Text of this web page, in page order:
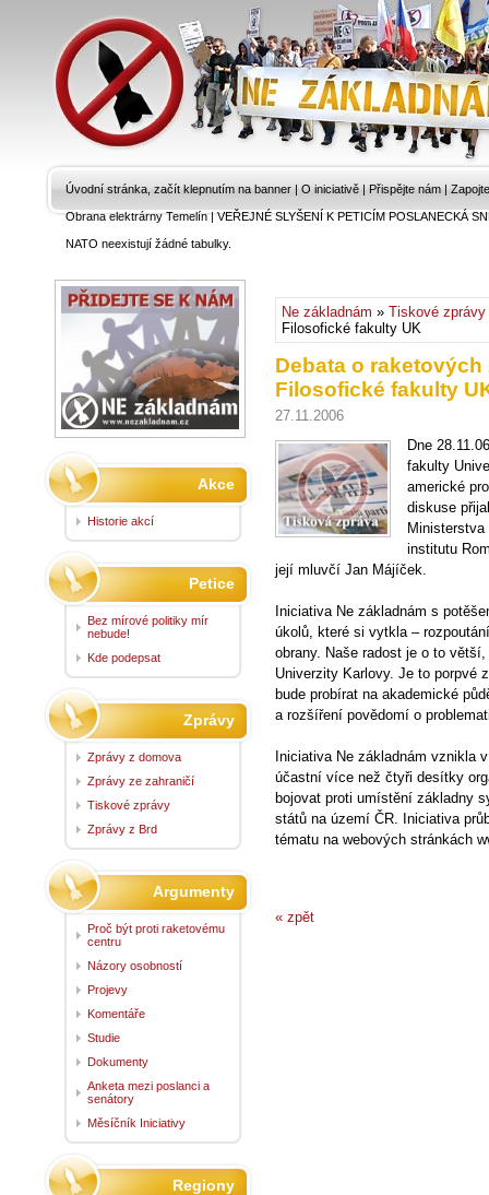
Úvodní stránka, začít klepnutím na banner | O iniciativě | Přispějte nám |
Obrana elektrárny Temelín|VEŘEJNÉ SLYŠENÍ K PETICÍM POSLANECKÁ
NATO neexistují žádné tabulky.
Ne základnám » Tiskové zprávy
Filosofické fakulty UK
Debata o
Filosofické fakulty
27.11.2006
Dne
fakulty
americké
diskuse
institutu
její mluvčí Jan Májíček.
Iniciativa Ne základnám s
úkolů, které si vytkla –
obrany. Naše radost je o to
Univerzity Karlovy. Je to porpvé
bude probírat na akademické
a rozšíření povědomí o
Iniciativa Ne základnám vznikla
účastní více než čtyři desítky
bojovat proti umístění základny
států na území ČR. Iniciativa
tématu na webových stránkách
« zpět
Akce
Historie akcí
Petice
Bez mírové politiky mír
nebude!
Kde podepsat
Zprávy
Zprávy z domova
Zprávy ze zahraničí
Tiskové zprávy
Zprávy z Brd
Argumenty
Proč být proti raketovému
centru
Názory osobností
Projevy
Komentáře
Studie
Dokumenty
Anketa mezi poslanci a
senátory
Měsíčník Iniciativy
Regiony